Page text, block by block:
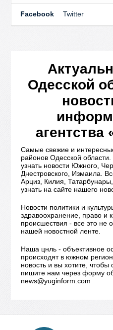
Facebook Twitter
Одесской
Самые свежие и
районов Одесской
узнать новости Южного,
Днестровского, Измаила.
Арциз, Килия,
узнать на сайте нашего
Новости политики и
здравоохранение, право и
происшествия - все это не
нашей новостной ленте.
Наша цнль - объективное
происходят в южном
новость и вы хотите,
пишите нам через форму
news@yuginform.com